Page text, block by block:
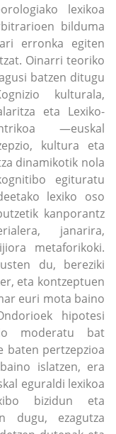
lexikoa
bilduma
erronka egiten
Oinarri teoriko
batzen ditugu
kulturala,
eta Lexiko-
—euskal
kultura eta
dinamikotik nola
egituratu
lexiko oso
kanporantz
janarira,
metaforikoki.
du, bereziki
eta kontzeptuen
euri mota baino
hipotesi
moderatu bat
baten pertzepzioa
islatzen, era
eguraldi lexikoa
bizidun eta
dugu, ezagutza